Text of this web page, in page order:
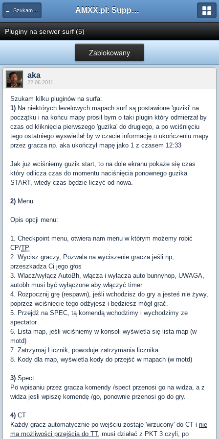
← Szukam pluginu AMXX.pl: Support AMX Mod X i SourceMod
Pluginy na serwer surf (5)
Zablokowany
aka
22.06.2011
Szukam kilku pluginów na surfa:
1) Na niektórych levelowych mapach surf są postawione 'guziki' na
początku i na końcu mapy prosił bym o taki plugin który odmierzał by
czas od kliknięcia pierwszego 'guzika' do drugiego, a po wciśnięciu
tego ostatniego wyswietlał by w czacie informację o ukończeniu mapy
przez gracza np. aka ukończył mapę jako 1 z czasem 12:33
Jak już wciśniemy guzik start, to na dole ekranu pokaże się czas
który odlicza czas do momentu naciśnięcia ponownego guzika
START, wtedy czas będzie liczyć od nowa.
2) Menu
Opis opcji menu:
1. Checkpoint menu, otwiera nam menu w którym możemy robić
CP/TP
2. Wycisz graczy, Pozwala na wyciszenie gracza jeśli np,
przeszkadza Ci jego głos
3. Wlacz/wyłącz AutoBh, włącza i wyłącza auto bunnyhop, UWAGA,
autobh musi być wyłączone aby włączyć timer
4. Rozpocznij grę (respawn), jeśli wchodzisz do gry a jesteś nie żywy,
poprzez wciśnięcie tego odżyjesz i będziesz mógł grać.
5. Przejdź na SPEC, tą komendą wchodzimy i wychodzimy ze
spectator
6. Lista map, jeśli wciśniemy w konsoli wyświetla się lista map (w
motd)
7. Zatrzymaj Licznik, powoduje zatrzymania licznika
8. Kody dla map, wyświetla kody do przejść w mapach (w motd)
3) Spect
Po wpisaniu przez gracza komendy /spect przenosi go na widza, a z
widza jesli wpiszę komendę /go, ponownie przenosi go do gry.
4) CT
Każdy gracz automatycznie po wejściu zostaje 'wrzucony' do CT i nie
ma możliwości przejścia do TT, musi działać z PKT 3 czyli, po